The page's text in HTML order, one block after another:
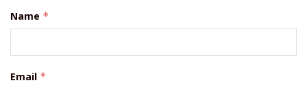
Name *
Email *